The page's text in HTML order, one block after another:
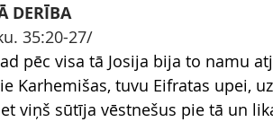
DERĪBA
35:20-27/
pēc visa tā Josija bija to namu
Karhemišas, tuvu Eifratas upei,
viņš sūtīja vēstnešus pie tā un